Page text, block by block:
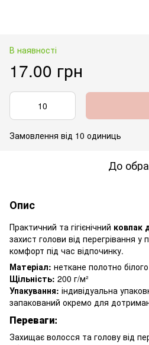
В наявності
17.00 грн
Замовлення від 10 одиниць
До
Опис
Практичний та гігієнічний ковпак
захист голови від перегрівання у
комфорт під час відпочинку.
Матеріал: неткане полотно
Щільність: 200 г/м²
Упакування: індивідуальна
запакований окремо для
Переваги:
Захищає волосся та голову від